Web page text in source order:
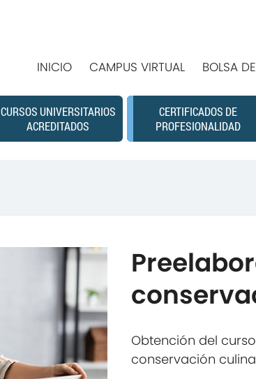
INICIO CAMPUS VIRTUAL BOLSA
CURSOS UNIVERSITARIOS
ACREDITADOS
CERTIFICADOS DE
PROFESIONALIDAD
Obtención del
conservación